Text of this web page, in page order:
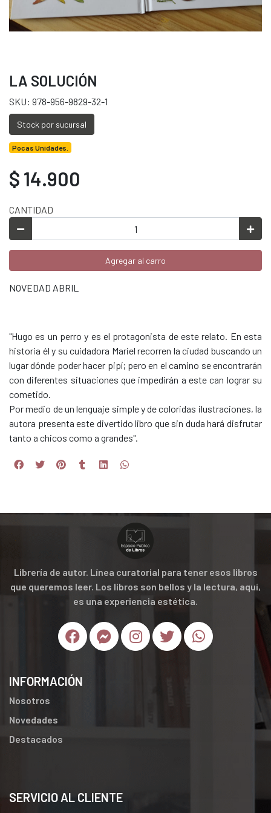
LA SOLUCIÓN
SKU: 978-956-9829-32-1
Stock por sucursal
Pocas Unidades.
$ 14.900
CANTIDAD
Agregar al carro
NOVEDAD ABRIL
"Hugo es un perro y es el protagonista de este relato. En esta
historia él y su cuidadora Mariel recorren la ciudad buscando un
lugar dónde poder hacer pipí; pero en el camino se encontrarán
con diferentes situaciones que impedirán a este can lograr su
cometido.
Por medio de un lenguaje simple y de coloridas ilustraciones, la
autora presenta este divertido libro que sin duda hará disfrutar
tanto a chicos como a grandes".
Librería de autor. Línea curatorial para tener esos libros
que queremos leer. Los libros son bellos y la lectura, aquí,
es una experiencia estética.
INFORMACIÓN
Nosotros
Novedades
Destacados
SERVICIO AL CLIENTE